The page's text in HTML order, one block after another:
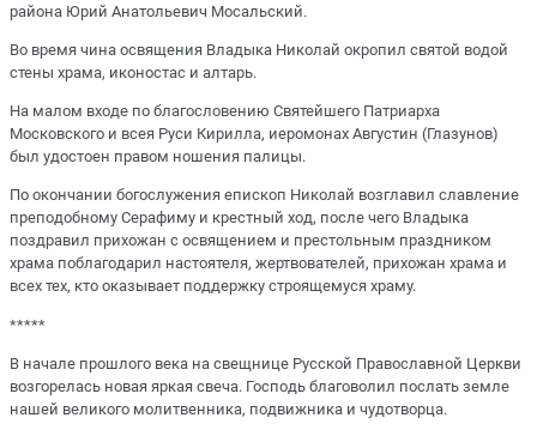
района Юрий Анатольевич Мосальский.
Во время чина освящения Владыка Николай окропил святой водой
стены храма, иконостас и алтарь.
На малом входе по благословению Святейшего Патриарха
Московского и всея Руси Кирилла, иеромонах Августин (Глазунов)
был удостоен правом ношения палицы.
По окончании богослужения епископ Николай возглавил славление
преподобному Серафиму и крестный ход, после чего Владыка
поздравил прихожан с освящением и престольным праздником
храма поблагодарил настоятеля, жертвователей, прихожан храма и
всех тех, кто оказывает поддержку строящемуся храму.
*****
В начале прошлого века на свещнице Русской Православной Церкви
возгорелась новая яркая свеча. Господь благоволил послать земле
нашей великого молитвенника, подвижника и чудотворца.